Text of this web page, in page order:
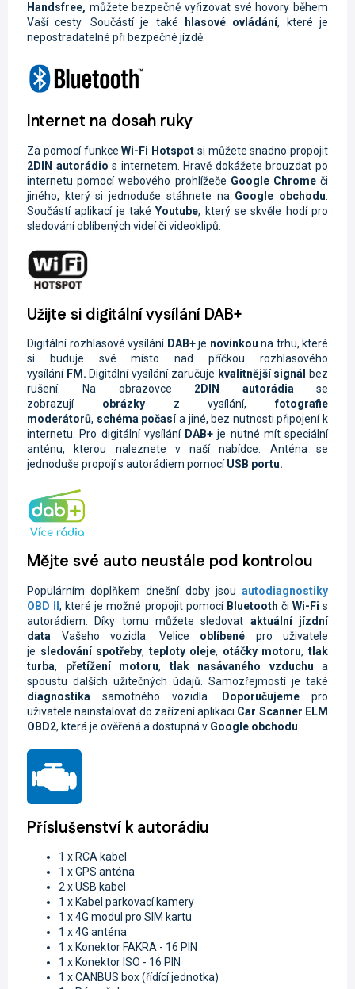
Handsfree, můžete bezpečně vyřizovat své hovory během
Vaší cesty. Součástí je také
hlasové ovládání, které je
nepostradatelné při bezpečné jízdě.
Internet na dosah ruky
Za pomocí funkceWi-Fi Hotspot si můžete snadno propojit
2DIN autorádio s internetem. Hravě dokážete brouzdat po
internetu pomocí webového prohlížeče Google Chromeči
jiného, který si jednoduše stáhnete na Google obchodu
Součástí aplikací je takéYoutube, který se skvěle hodí pro
sledování oblíbených videí či videoklipů.
Užijte si digitální vysílání DAB+
Digitální rozhlasové vysílání DAB+je novinkou na trhu, které
si buduje své místo nad příčkou rozhlasového
vysílání FM. Digitální vysílání zaručuje kvalitnější signál
bez
rušení. Na obrazovce 2DIN autorádiase
zobrazují obrázkyz vysílání,fotografie
moderátorů, schéma počasía jiné, bez nutnosti připojení k
internetu. Pro digitální vysílání DAB+ je nutné mít speciální
anténu, kterou naleznete v naší nabídce. Anténa se
jednoduše propojí s autorádiem pomocíUSB portu.
Mějte své auto neustále pod kontrolou
Populárním doplňkem dnešní doby jsou autodiagnostiky
OBD II, které je možné propojit pomocí Bluetooth či Wi-Fi s
autorádiem. Díky tomu můžete sledovat aktuální jízdní
data Vašeho vozidla. Velice oblíbené pro uživatele
je sledování spotřeby, teploty oleje, otáčky motoru,tlak
turba, přetížení motoru, tlak nasávaného vzduchu a
spoustu dalších užitečných údajů. Samozřejmostí je také
diagnostika samotného vozidla. Doporučujeme pro
uživatele nainstalovat do zařízení aplikaci Car Scanner ELM
OBD2, která je ověřená a dostupná v Google obchodu
Příslušenství k autorádiu
1 x RCA kabel
1 x GPS anténa
2 x USB kabel
1 x Kabel parkovací kamery
1 x 4G modul pro SIM kartu
1 x 4G anténa
1 x Konektor FAKRA - 16 PIN
1 x Konektor ISO - 16 PIN
1 x CANBUS box (řídící jednotka)